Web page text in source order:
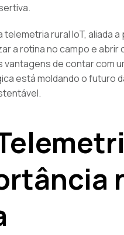
rural IoT, aliada
a rotina no campo e abrir
de contar com
está moldando o futuro